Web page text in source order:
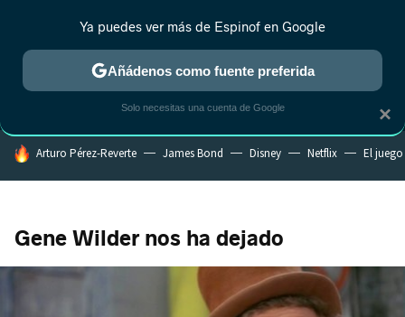
MENÚ NUEVO
ESTRENOS REALITY ANIME RANKINGS CINE
HOY SE HABLA DE
Arturo Pérez-Reverte James Bond Disney Netflix El
Gene Wilder nos ha dejado
×
Ya puedes ver más de Espinof en Google
Añádenos como fuente preferida
Solo necesitas una cuenta de Google